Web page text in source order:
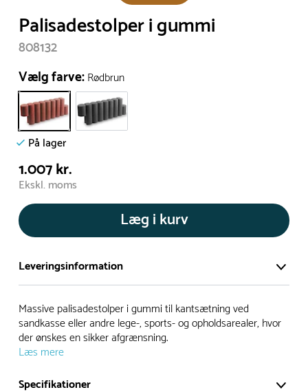
Palisadestolper i gummi
808132
Vælg farve:Rødbrun
På lager
1.007 kr.
Ekskl. moms
Læg i kurv
Leveringsinformation
Vi har et stort og effektivt lager på ca. 6.000 kvadratmeter
med mere end 5.000 forskellige produkter på hylderne til
omgående levering.
Massive palisadestolper i gummi til kantsætning ved
sandkasse eller andre lege-, sports- og opholdsarealer, hvor
der ønskes en sikker afgrænsning.
Læs mere
Specifikationer